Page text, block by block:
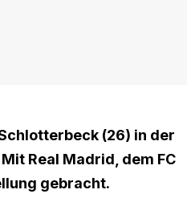
(26) in der
Real Madrid, dem FC
gebracht.